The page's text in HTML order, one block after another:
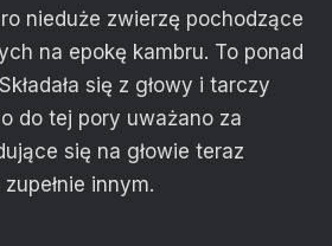
nieduże zwierzę pochodzące
na epokę kambru. To ponad
się z głowy i tarczy
do tej pory uważano za
się na głowie teraz
innym.